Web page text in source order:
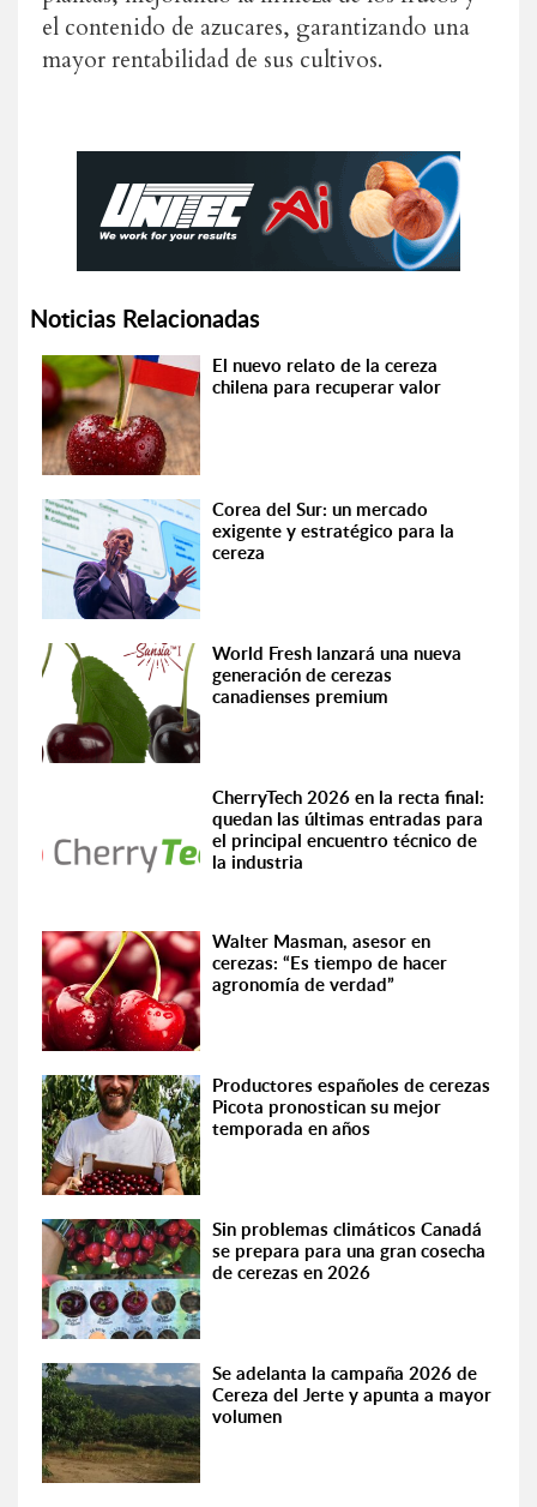
el contenido de azucares, garantizando una
mayor rentabilidad de sus cultivos.
Noticias Relacionadas
El nuevo relato de la cereza
chilena para recuperar valor
Corea del Sur: un mercado
exigente y estratégico para la
cereza
World Fresh lanzará una nueva
generación de cerezas
canadienses premium
CherryTech 2026 en la recta final:
quedan las últimas entradas para
el principal encuentro técnico de
la industria
Walter Masman, asesor en
cerezas: “Es tiempo de hacer
agronomía de verdad”
Productores españoles de cerezas
Picota pronostican su mejor
temporada en años
Sin problemas climáticos Canadá
se prepara para una gran cosecha
de cerezas en 2026
Se adelanta la campaña 2026 de
Cereza del Jerte y apunta a mayor
volumen